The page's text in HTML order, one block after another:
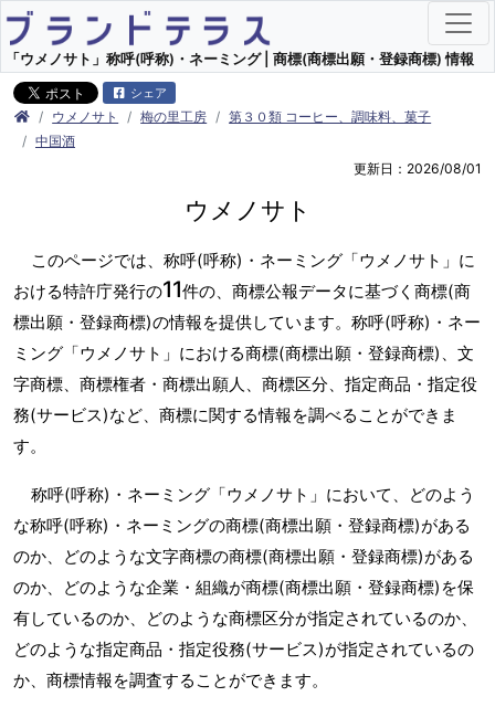
「ウメノサト」称呼(呼称)・ネーミング | 商標(商標出願・登録商標) 情報
シェア
ウメノサト 梅の里工房
第３０類 コーヒー、調味料、菓子
中国酒
更新日：2026/08/01
ウメノサト
このページでは、称呼(呼称)・ネーミング「ウメノサト」に
おける特許庁発行の11件の、商標公報データに基づく商標(商
標出願・登録商標)の情報を提供しています。称呼(呼称)・ネー
ミング「ウメノサト」における商標(商標出願・登録商標)、文
字商標、商標権者・商標出願人、商標区分、指定商品・指定役
務(サービス)など、商標に関する情報を調べることができま
す。
称呼(呼称)・ネーミング「ウメノサト」において、どのよう
な称呼(呼称)・ネーミングの商標(商標出願・登録商標)がある
のか、どのような文字商標の商標(商標出願・登録商標)がある
のか、どのような企業・組織が商標(商標出願・登録商標)を保
有しているのか、どのような商標区分が指定されているのか、
どのような指定商品・指定役務(サービス)が指定されているの
か、商標情報を調査することができます。